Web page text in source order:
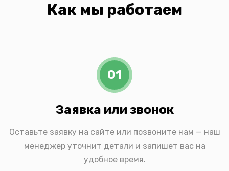
Как мы работаем
01
Заявка или звонок
Оставьте заявку на сайте или позвоните нам — наш
менеджер уточнит детали и запишет вас на
удобное время.